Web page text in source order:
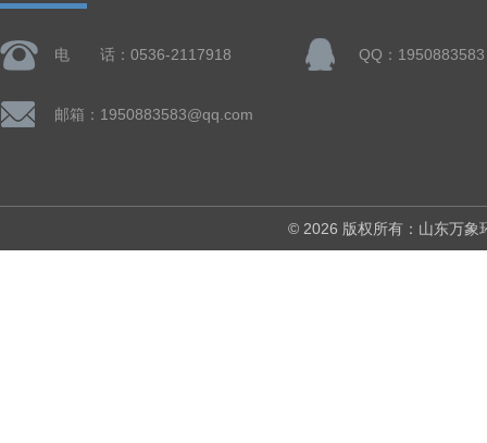
电 话：0536-2117918 QQ：1950883583
邮箱：1950883583@qq.com
© 2026 版权所有：山东万